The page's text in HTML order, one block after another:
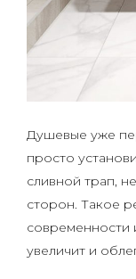
Душевые уже
просто
сливной трап,
сторон. Такое
современности
увеличит и